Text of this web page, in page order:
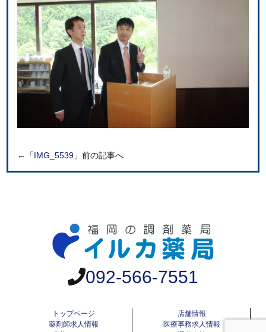
←「IMG_5539 」前の記事へ
092-566-7551
トップページ
店舗情報
薬剤師求人情報
医療事務求人情報